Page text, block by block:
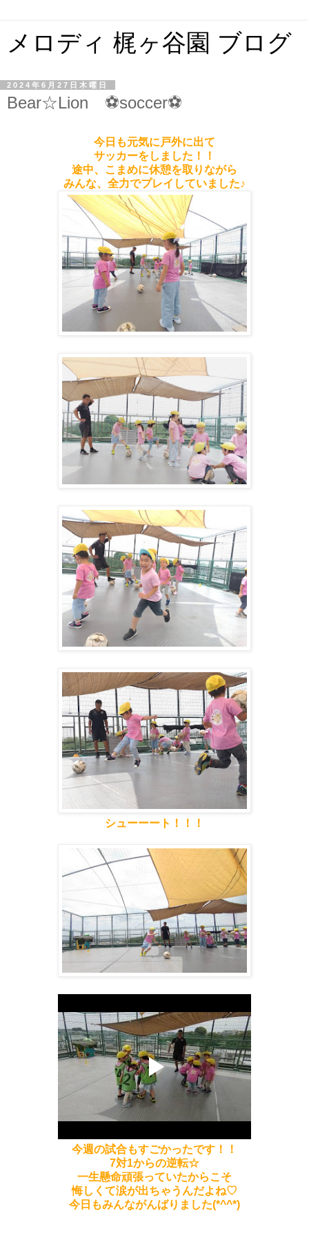
メロディ 梶ヶ谷園 ブログ
2024年6月27日木曜日
Bear☆Lion ⚽soccer⚽
今日も元気に戸外に出て
サッカーをしました！！
途中、こまめに休憩を取りながら
みんな、全力でプレイしていました♪
シューーート！！！
今週の試合もすごかったです！！
7対1からの逆転☆
一生懸命頑張っていたからこそ
悔しくて涙が出ちゃうんだよね♡
今日もみんながんばりました(*^^*)